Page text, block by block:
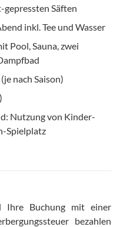
gepressten Säften
inkl. Tee und Wasser
Pool, Sauna, zwei
nach Saison)
Nutzung von Kinder-
Spielplatz
Ihre Buchung mit einer
bezahlen